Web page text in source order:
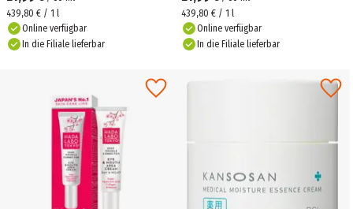
439,80 € / 1 l
Online verfügbar
In die Filiale lieferbar
439,80 € / 1 l
Online verfügbar
In die Filiale lieferbar